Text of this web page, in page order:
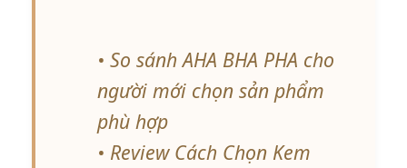
• So sánh AHA BHA PHA cho
người mới chọn sản phẩm
phù hợp
• Review Cách Chọn Kem